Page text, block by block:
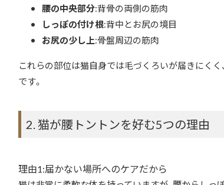
腰の中央部分:背骨の両側の筋肉
しっぽの付け根:背中とお尻の境目
お尻の少し上:骨盤周辺の筋肉
これらの部位は猫自身では毛づくろいが届きにく
です。
2. 猫が腰トントンを好む5つの理由
理由1:届かない場所へのケアだから